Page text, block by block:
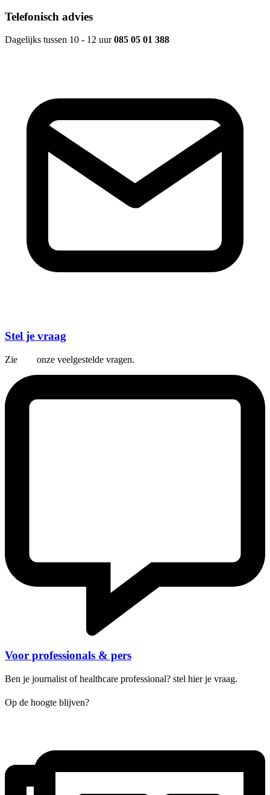
Telefonisch advies
Dagelijks tussen 10 - 12 uur085 05 01 388
Stel je vraag
Zie onze veelgestelde vragen.
Voor professionals & pers
Ben je journalist of healthcare professional? stel hier je vraag.
Op de hoogte blijven?